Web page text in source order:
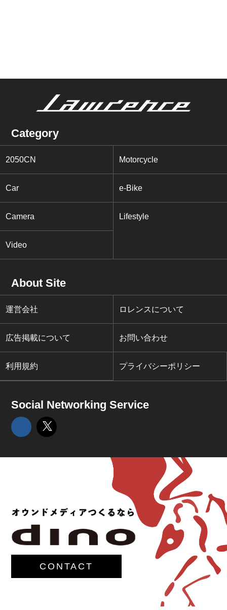
Category
2050CN Motorcycle
Car e-Bike
Camera Lifestyle
Video
About Site
運営会社 ロレンスについて
広告掲載について お問い合わせ
利用規約 プライバシーポリシー
Social Networking Service
CONTACT